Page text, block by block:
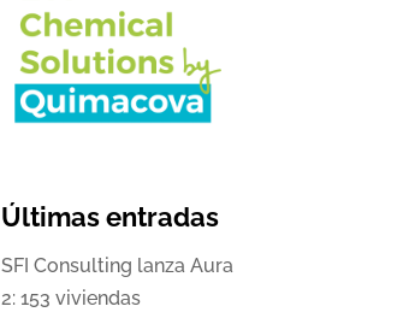
Últimas entradas
SFI Consulting lanza Aura
2: 153 viviendas